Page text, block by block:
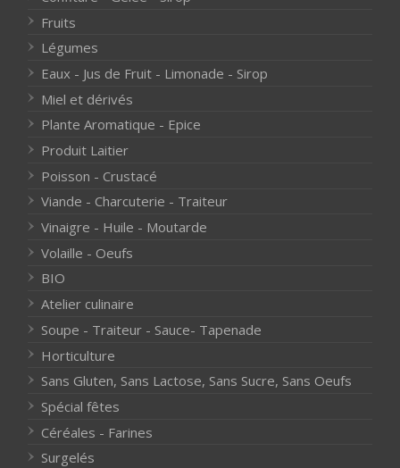
Fruits
Légumes
Eaux - Jus de Fruit - Limonade - Sirop
Miel et dérivés
Plante Aromatique - Epice
Produit Laitier
Poisson - Crustacé
Viande - Charcuterie - Traiteur
Vinaigre - Huile - Moutarde
Volaille - Oeufs
BIO
Atelier culinaire
Soupe - Traiteur - Sauce- Tapenade
Horticulture
Sans Gluten, Sans Lactose, Sans Sucre, Sans Oeufs
Spécial fêtes
Céréales - Farines
Surgelés